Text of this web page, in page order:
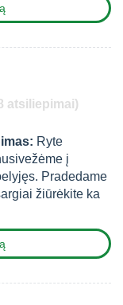
atsiliepimai)
Ryte
į
Pradedame
žiūrėkite ka